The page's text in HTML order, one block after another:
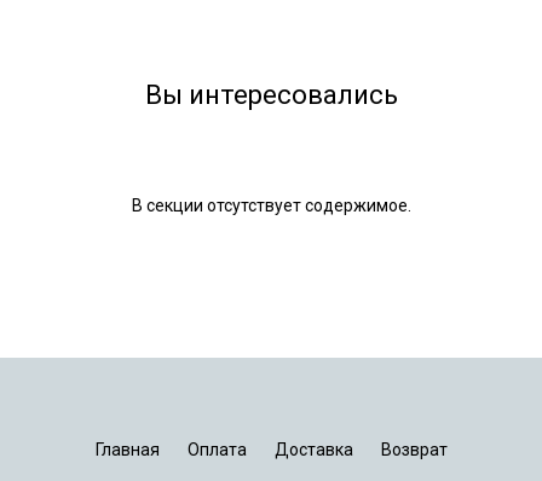
Вы интересовались
В секции отсутствует содержимое.
Главная Оплата Доставка Возврат